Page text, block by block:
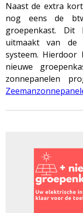
Naast de extra
nog eens de
groepenkast.
uitmaakt van de
systeem.
nieuwe
zonnepanelen